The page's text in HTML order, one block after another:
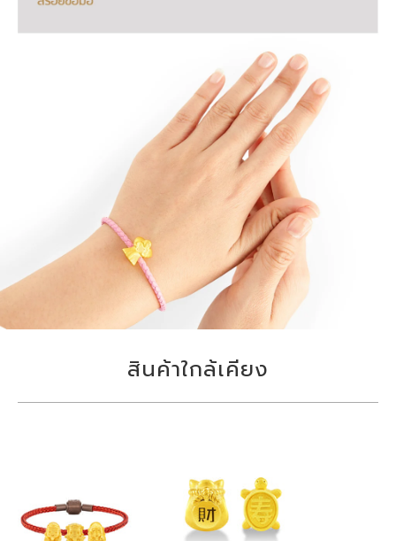
สินค้าใกล้เคียง